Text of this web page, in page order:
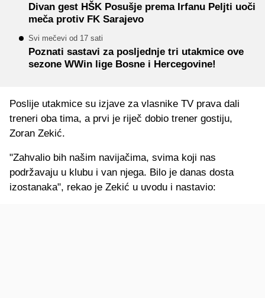
Divan gest HŠK Posušje prema Irfanu Peljti uoči
meča protiv FK Sarajevo
Svi mečevi od 17 sati
Poznati sastavi za posljednje tri utakmice ove
sezone WWin lige Bosne i Hercegovine!
Poslije utakmice su izjave za vlasnike TV prava dali
treneri oba tima, a prvi je riječ dobio trener gostiju,
Zoran Zekić.
"Zahvalio bih našim navijačima, svima koji nas
podržavaju u klubu i van njega. Bilo je danas dosta
izostanaka", rekao je Zekić u uvodu i nastavio: